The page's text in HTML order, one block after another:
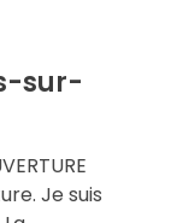
sur-
Je suis